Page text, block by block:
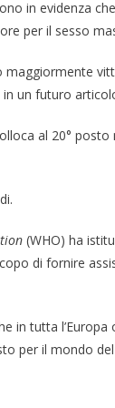
in evidenza
per il sesso
maggiormente
un futuro
al 20°
(WHO) ha
di fornire
in tutta
per il mondo